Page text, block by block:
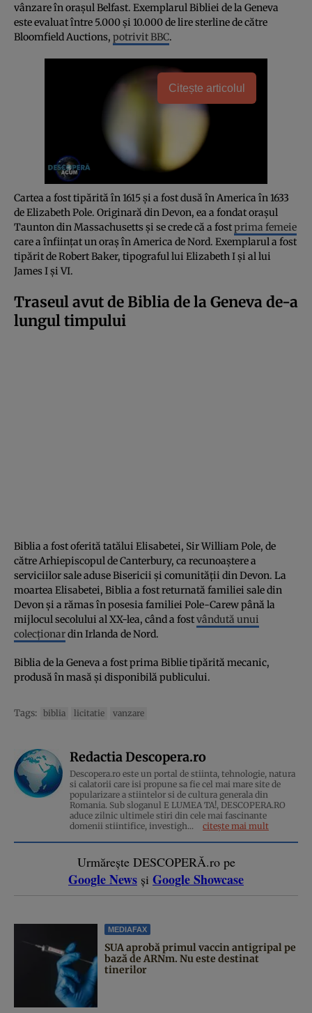
vânzare în orașul Belfast. Exemplarul Bibliei de la Geneva
este evaluat între 5.000 și 10.000 de lire sterline de către
Bloomfield Auctions, potrivit BBC.
Citește articolul
Cartea a fost tipărită în 1615 și a fost dusă în America în 1633
de Elizabeth Pole. Originară din Devon, ea a fondat orașul
Taunton din Massachusetts și se crede că a fostprima femeie
care a înființat un oraș în America de Nord. Exemplarul a fost
tipărit de Robert Baker, tipograful lui Elizabeth I și al lui
James I și VI.
Traseul avut de Biblia de la Geneva de-a
lungul timpului
Biblia a fost oferită tatălui Elisabetei, Sir William Pole, de
către Arhiepiscopul de Canterbury, ca recunoaștere a
serviciilor sale aduse Bisericii și comunității din Devon. La
moartea Elisabetei, Biblia a fost returnată familiei sale din
Devon și a rămas în posesia familiei Pole-Carew până la
mijlocul secolului al XX-lea, când a fostvândută unui
colecționardin Irlanda de Nord.
Biblia de la Geneva a fost prima Biblie tipărită mecanic,
produsă în masă și disponibilă publicului.
Tags: biblia licitatie vanzare
Redactia Descopera.ro
Descopera.ro este un portal de stiinta, tehnologie, natura
si calatorii care isi propune sa fie cel mai mare site de
popularizare a stiintelor si de cultura generala din
Romania. Sub sloganul E LUMEA TA!, DESCOPERA.RO
aduce zilnic ultimele stiri din cele mai fascinante
domenii stiintifice, investigh...
citește mai mult
Urmărește DESCOPERĂ.ro pe
Google News și Google Showcase
MEDIAFAX
SUA aprobă primul vaccin antigripal pe
bază de ARNm. Nu este destinat
tinerilor